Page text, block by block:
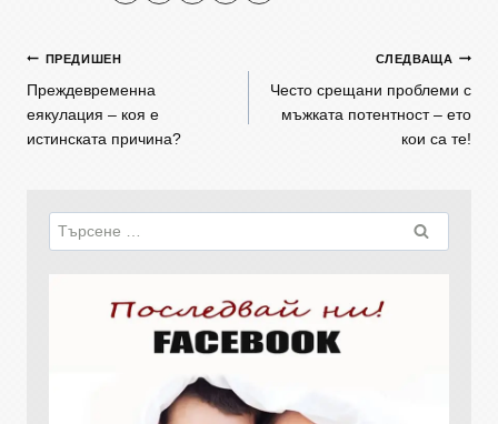
ПРЕДИШЕН
Преждевременна
еякулация – коя е
истинската причина?
СЛЕДВАЩА
Често срещани проблеми с
мъжката потентност – ето
кои са те!